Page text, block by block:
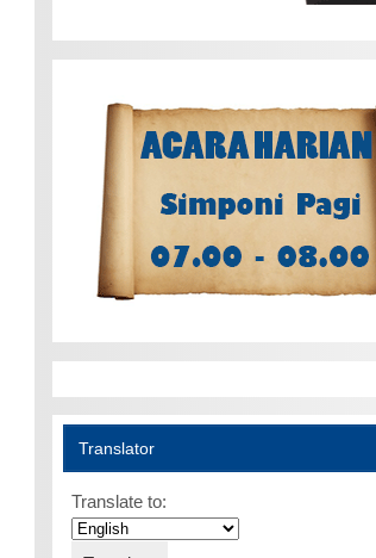
Translator
Translate to: